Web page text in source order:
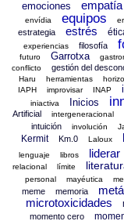
emociones empatía
envídia
equipos
estrategia estrés
experiencias filosofía
futuro Garrotxa
conflicto
gestión del
Haru
herramientas
IAPH
improvisar INAP
iniactiva
Inicios
Artificial
intergeneracional
intuición involución
Kermit Km.0 Laloux
lenguaje libros liderar
relacional
límite
personal
mayéutica
meme memoria
microtoxicidades
momento cero